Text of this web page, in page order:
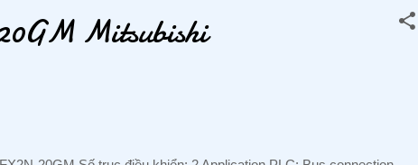
Mitsubishi